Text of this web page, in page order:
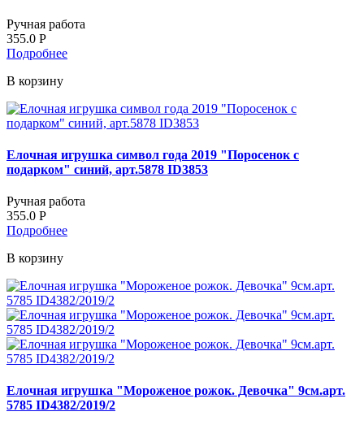
Ручная работа
355.0 Р
Подробнее
В корзину
Елочная игрушка символ года 2019 "Поросенок с
подарком" синий, арт.5878 ID3853
Ручная работа
355.0 Р
Подробнее
В корзину
Елочная игрушка "Мороженое рожок. Девочка" 9см.арт.
5785 ID4382/2019/2